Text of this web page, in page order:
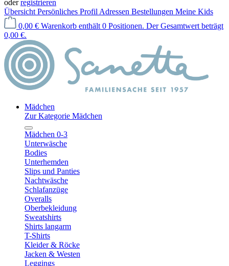
oderregistrieren
Übersicht Persönliches Profil Adressen Bestellungen Meine Kids
0,00 € Warenkorb enthält 0 Positionen. Der Gesamtwert beträgt
0,00 €.
Mädchen
Zur Kategorie Mädchen
Mädchen 0-3
Unterwäsche
Bodies
Unterhemden
Slips und Panties
Nachtwäsche
Schlafanzüge
Overalls
Oberbekleidung
Sweatshirts
Shirts langarm
T-Shirts
Kleider & Röcke
Jacken & Westen
Leggings